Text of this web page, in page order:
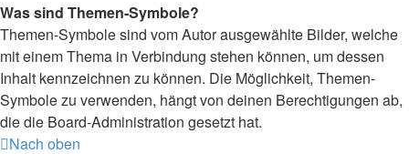
Was sind Themen-Symbole?
Themen-Symbole sind vom Autor ausgewählte Bilder, welche
mit einem Thema in Verbindung stehen können, um dessen
Inhalt kennzeichnen zu können. Die Möglichkeit, Themen-
Symbole zu verwenden, hängt von deinen Berechtigungen ab,
die die Board-Administration gesetzt hat.
Nach oben